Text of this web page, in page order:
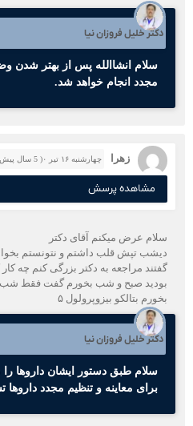
دکتر خلیل فروزان نیا
سلام انشاالله پس از بهتر شدن
مجدد انجام خواهد شد.
زهرا چهارشنبه ۱۶ تیر ۰( 5 سال پیش)
مشاهده پرسش
سلام عرض میکنم آقای دکتر
دیشب تپش قلب داشتم و نتونستم
بودید صبح و شب بخورم گفت فقط شب
بخورم بتالکو بیزوپرولول ۵
دکتر خلیل فروزان نیا
سلام طبق دستور ایشان داروها
برای معاینه و تنظیم مجدد داروها